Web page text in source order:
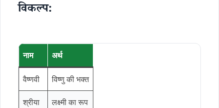
विकल्प:
नाम अर्थ
वैष्णवी विष्णु की भक्त
श्रीया लक्ष्मी का रूप